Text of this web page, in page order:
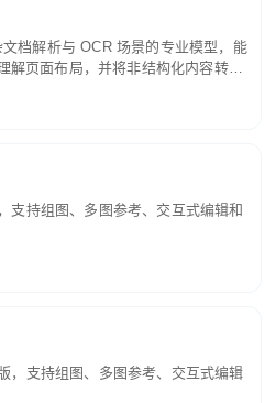
档解析与 OCR 场景的专业模型，能
解页面布局，并将非结构化内容转换
结构化结果。
支持组图、多图参考、交互式编辑和
，支持组图、多图参考、交互式编辑